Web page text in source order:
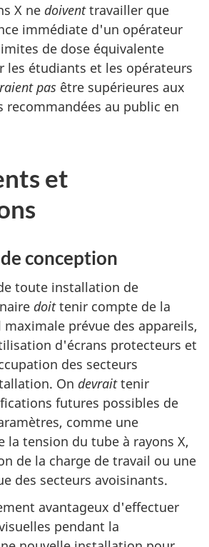
X ne doiventtravailler que
immédiate d'un opérateur
de dose équivalente
les étudiants et les opérateurs
pas être supérieures aux
recommandées au public en
et
conception
toute installation de
doittenir compte de la
prévue des appareils,
d'écrans protecteurs et
des secteurs
On devraittenir
futures possibles de
comme une
la tension du tube à rayons X,
de la charge de travail ou une
des secteurs avoisinants.
avantageux d'effectuer
pendant la